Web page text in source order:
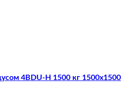
4BDU-Н 1500 кг 1500х1500